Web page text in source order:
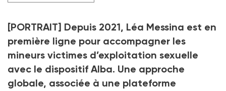
[PORTRAIT] Depuis 2021, Léa Messina est en
première ligne pour accompagner les
mineurs victimes d’exploitation sexuelle
avec le dispositif Alba. Une approche
globale, associée à une plateforme